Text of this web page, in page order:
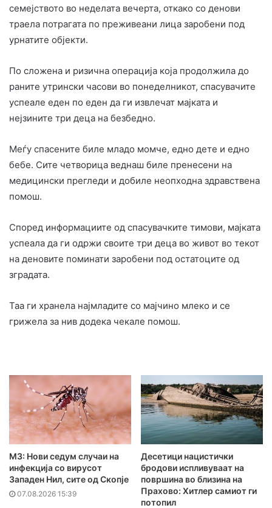
семејството во неделата вечерта, откако со денови
траела потрагата по преживеани лица заробени под
урнатите објекти.
По сложена и ризична операција која продолжила до
раните утрински часови во понеделникот, спасувачите
успеале еден по еден да ги извлечат мајката и
нејзините три деца на безбедно.
Меѓу спасените биле младо момче, едно дете и едно
бебе. Сите четворица веднаш биле пренесени на
медицински прегледи и добиле неопходна здравствена
помош.
Според информациите од спасувачките тимови, мајката
успеала да ги одржи своите три деца во живот во текот
на деновите поминати заробени под остатоците од
зградата.
Таа ги хранела најмладите со мајчино млеко и се
грижела за нив додека чекале помош.
МЗ: Нови седум случаи на
инфекција со вирусот
Западен Нил, сите од Скопје
07.08.2026 15:39
Десетици нацистички
бродови испливуваат на
површина во близина на
Прахово: Хитлер самиот ги
потопил